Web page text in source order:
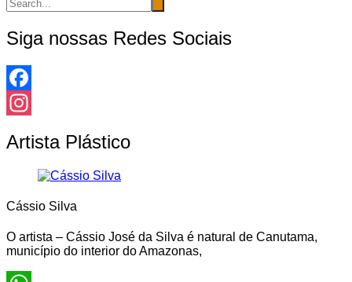
Siga nossas Redes Sociais
Facebook
Artista Plástico
Cássio Silva
O artista – Cássio José da Silva é natural de Canutama,
município do interior do Amazonas,